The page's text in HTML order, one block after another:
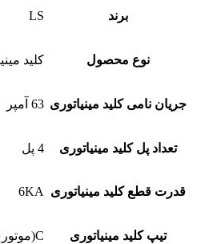
برند LS
نوع محصول کلید
جریان نامی کلید مینیاتوری 63 آمپر
تعداد پل کلید مینیاتوری 4 پل
قدرت قطع کلید مینیاتوری 6KA
تیپ کلید مینیاتوری C(موتوری)